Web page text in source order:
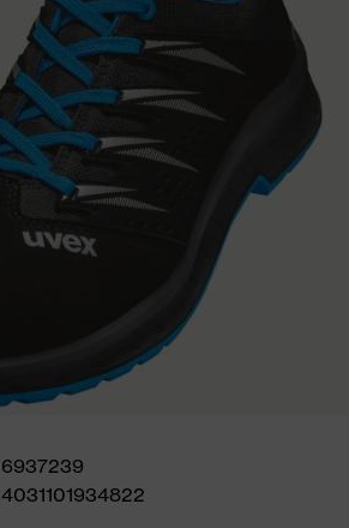
6937239
4031101934822